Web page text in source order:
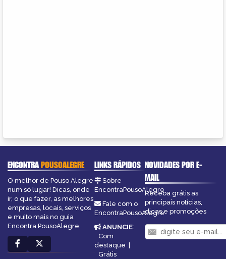
ENCONTRAPOUSOALEGRE
O melhor de Pouso Alegre
num só lugar! Dicas, onde
ir, o que fazer, as melhores
empresas, locais, serviços
e muito mais no guia
Encontra PousoAlegre.
LINKS RÁPIDOS
Sobre
EncontraPousoAlegre
Fale com o
EncontraPousoAlegre
ANUNCIE:
Com
destaque
Grátis
NOVIDADES POR E-
MAIL
Receba grátis as
principais notícias,
dicas e promoções